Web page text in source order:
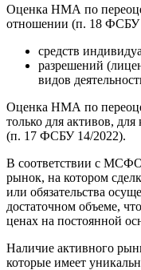
Оценка НМА по
отношении (п. 18 ФСБУ
средств
разрешений
видов
Оценка НМА по
только для активов,
(п. 17 ФСБУ 14/2022).
В соответствии с
рынок, на котором
или обязательства
достаточном объеме,
ценах на постоянной
Наличие активного
которые имеет